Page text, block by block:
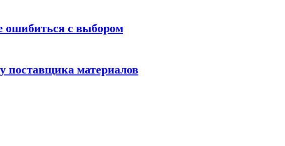
ошибиться с выбором
поставщика материалов